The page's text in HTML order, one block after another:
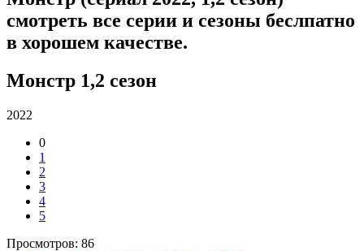
смотреть все серии и сезоны беслпатно
в хорошем качестве.
Монстр 1,2 сезон
2022
0
1
2
3
4
5
Просмотров: 86